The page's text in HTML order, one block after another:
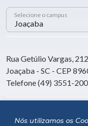
Nós utilizamos os
Selecione o campus
Rua Getúlio Vargas,
Joaçaba - SC - CEP
Telefone (49) 3551-
Siga a Unoesc